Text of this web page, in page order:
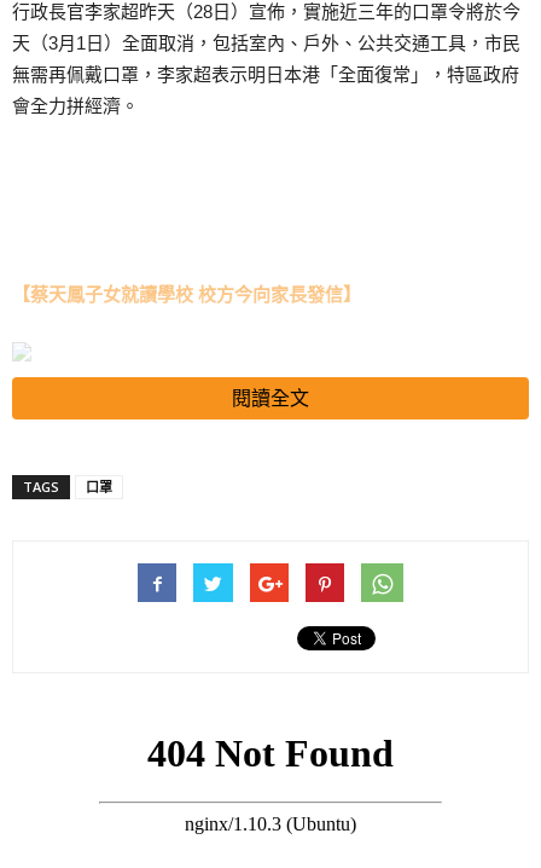
行政長官李家超昨天（28日）宣佈，實施近三年的口罩令將於今
天（3月1日）全面取消，包括室內、戶外、公共交通工具，市民
無需再佩戴口罩，李家超表示明日本港「全面復常」，特區政府
會全力拼經濟。
【蔡天鳳子女就讀學校 校方今向家長發信】
致不少出售的口罩大跌價，其中在深水埗有店舖更以20元50個成
人口罩、18元50個小童口罩促銷，有個別口罩售價，更低至9元
20個。其他防疫物品如快測棒亦低至1元10支，對於有需要的人
士可謂相當吸引。
閱讀全文
TAGS 口罩